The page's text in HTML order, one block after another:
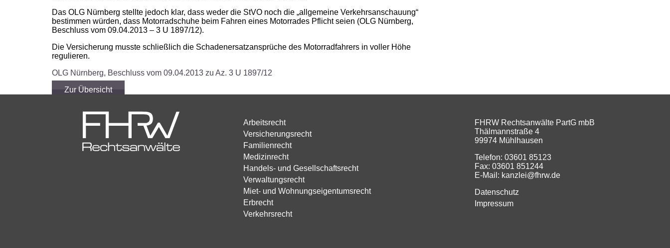
Das OLG Nürnberg stellte jedoch klar, dass weder die StVO noch die „allgemeine Verkehrsanschauung“
bestimmen würden, dass Motorradschuhe beim Fahren eines Motorrades Pflicht seien (OLG Nürnberg,
Beschluss vom 09.04.2013 – 3 U 1897/12).
Die Versicherung musste schließlich die Schadenersatzansprüche des Motorradfahrers in voller Höhe
regulieren.
OLG Nürnberg, Beschluss vom 09.04.2013 zu Az. 3 U 1897/12
Zur Übersicht
Arbeitsrecht
Versicherungsrecht
Familienrecht
Medizinrecht
Handels- und Gesellschaftsrecht
Verwaltungsrecht
Miet- und Wohnungseigentumsrecht
Erbrecht
Verkehrsrecht
FHRW Rechtsanwälte PartG mbB
Thälmannstraße 4
99974 Mühlhausen
Telefon: 03601 85123
Fax: 03601 851244
E-Mail: kanzlei@fhrw.de
Datenschutz
Impressum